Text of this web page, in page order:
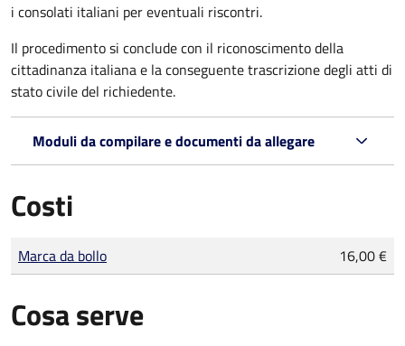
i consolati italiani per eventuali riscontri.
Il procedimento si conclude con il riconoscimento della
cittadinanza italiana e la conseguente trascrizione degli atti di
stato civile del richiedente.
Moduli da compilare e documenti da allegare
Costi
Tipo di pagamento
Importo
Marca da bollo 16,00 €
Cosa serve